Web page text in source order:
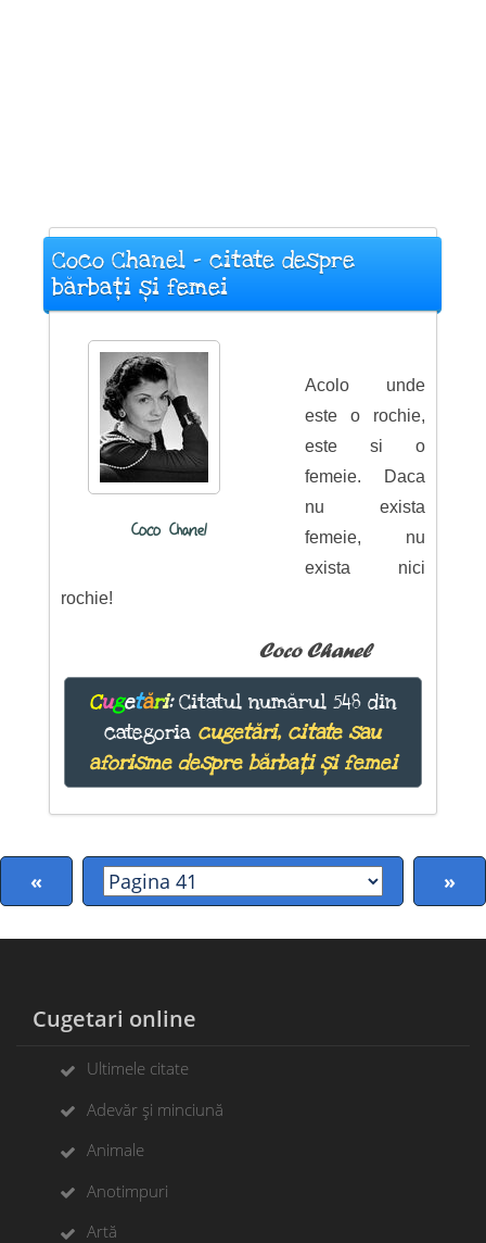
Coco Chanel - citate despre
bărbați și femei
Coco Chanel
Acolo unde
este o rochie,
este si o
femeie. Daca
nu exista
femeie, nu
exista nici
rochie!
Coco Chanel
Cugetări:Citatul numărul 548 din
categoria cugetări, citate sau
aforisme despre bărbați și femei
« »
Cugetari online
Ultimele citate
Adevăr și minciună
Animale
Anotimpuri
Artă